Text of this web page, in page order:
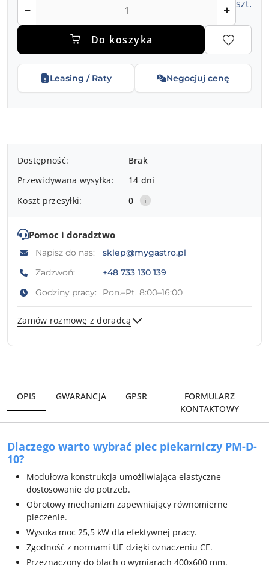
szt.
Do koszyka
Leasing / Raty Negocjuj cenę
Dostępność
dostawa
Dostępność:
Brak
Przewidywana wysyłka:
14 dni
Koszt przesyłki:
0
Pomoc i doradztwo
Napisz do nas:
sklep@mygastro.pl
Zadzwoń:
+48 733 130 139
Godziny pracy:
Pon.–Pt. 8:00–16:00
Zamów rozmowę z doradcą
OPIS GWARANCJA GPSR
FORMULARZ
KONTAKTOWY
Dlaczego warto wybrać piec piekarniczy PM-D-
10?
Modułowa konstrukcja umożliwiająca elastyczne
dostosowanie do potrzeb.
Obrotowy mechanizm zapewniający równomierne
pieczenie.
Wysoka moc 25,5 kW dla efektywnej pracy.
Zgodność z normami UE dzięki oznaczeniu CE.
Przeznaczony do blach o wymiarach 400x600 mm.